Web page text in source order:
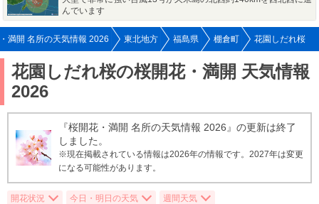
んでいます
満開 名所の天気情報 2026 東北地方 福島県 棚倉町 花園しだれ桜
花園しだれ桜の桜開花・満開 天気情報
2026
『桜開花・満開 名所の天気情報 2026』の更新は終了
しました。
※現在掲載されている情報は2026年の情報です。2027年は変更
になる可能性があります。
開花状況 今日・明日の天気
週間天気